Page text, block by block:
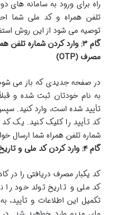
راه برای ورود به سامانه های
تلفن همراه و کد ملی شما
توصیه می شود از این روش
گام ۳: وارد کردن شماره
مصرف (OTP)
در صفحه جدیدی که باز می
به نام خودتان ثبت شده و
تأیید شده است، وارد کنید.
کد تأیید را کلیک کنید. یک
شماره تلفن همراه شما ارسال
گام ۴: وارد کردن کد ملی و تاریخ تولد (تأیید هویت)
کد یکبار مصرف دریافتی را در
کد ملی و تاریخ تولد خود را
تکمیل این اطلاعات و تأیید،